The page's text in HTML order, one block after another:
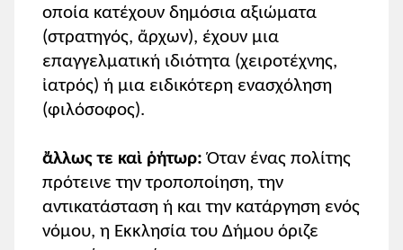
οποία κατέχουν δημόσια αξιώματα
(στρατηγός, ἄρχων), έχουν μια
επαγγελματική ιδιότητα (χειροτέχνης,
ἰατρός) ή μια ειδικότερη ενασχόληση
(φιλόσοφος).
ἄλλως τε καὶ ῥήτωρ:Όταν ένας πολίτης
πρότεινε την τροποποίηση, την
αντικατάσταση ή και την κατάργηση ενός
νόμου, η Εκκλησία του Δήμου όριζε